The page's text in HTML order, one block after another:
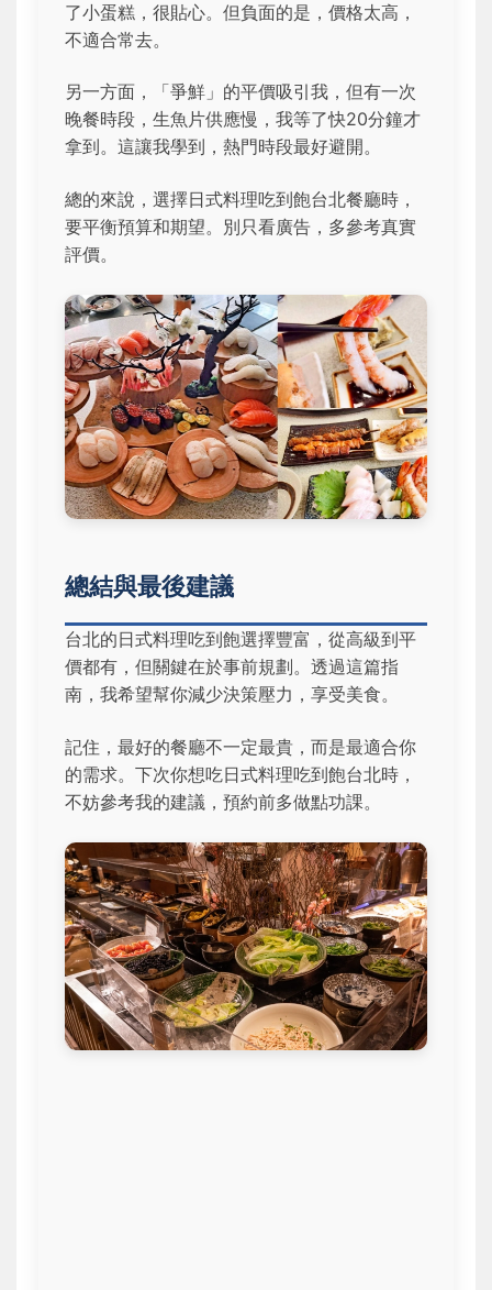
了小蛋糕，很貼心。但負面的是，價格太高，
不適合常去。
另一方面，「爭鮮」的平價吸引我，但有一次
晚餐時段，生魚片供應慢，我等了快20分鐘才
拿到。這讓我學到，熱門時段最好避開。
總的來說，選擇日式料理吃到飽台北餐廳時，
要平衡預算和期望。別只看廣告，多參考真實
評價。
總結與最後建議
台北的日式料理吃到飽選擇豐富，從高級到平
價都有，但關鍵在於事前規劃。透過這篇指
南，我希望幫你減少決策壓力，享受美食。
記住，最好的餐廳不一定最貴，而是最適合你
的需求。下次你想吃日式料理吃到飽台北時，
不妨參考我的建議，預約前多做點功課。